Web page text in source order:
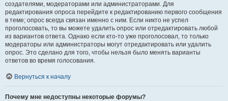
создателями, модераторами или администраторами. Для
редактирования опроса перейдите к редактированию первого сообщения
в теме; опрос всегда связан именно с ним. Если никто не успел
проголосовать, то вы можете удалить опрос или отредактировать любой
из вариантов ответа. Однако если кто-то уже проголосовал, то только
модераторы или администраторы могут отредактировать или удалить
опрос. Это сделано для того, чтобы нельзя было менять варианты
ответов во время голосования.
Вернуться к началу
Почему мне недоступны некоторые форумы?